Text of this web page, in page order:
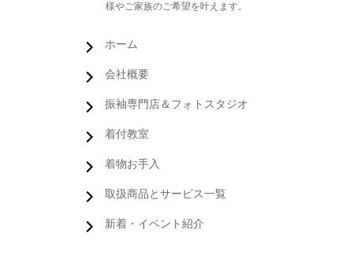
様やご家族のご希望を叶えます。
ホーム
会社概要
振袖専門店＆フォトスタジオ
着付教室
着物お手入
取扱商品とサービス一覧
新着・イベント紹介